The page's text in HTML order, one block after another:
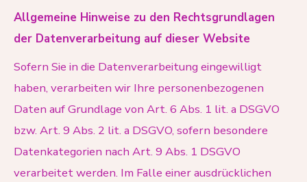
Allgemeine Hinweise zu den Rechtsgrundlagen
der Datenverarbeitung auf dieser Website
Sofern Sie in die Datenverarbeitung eingewilligt
haben, verarbeiten wir Ihre personenbezogenen
Daten auf Grundlage von Art. 6 Abs. 1 lit. a DSGVO
bzw. Art. 9 Abs. 2 lit. a DSGVO, sofern besondere
Datenkategorien nach Art. 9 Abs. 1 DSGVO
verarbeitet werden. Im Falle einer ausdrücklichen